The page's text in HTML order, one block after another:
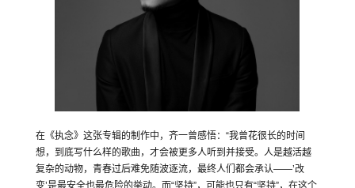
在《执念》这张专辑的制作中，齐一曾感悟：“我曾花很长的时间
想，到底写什么样的歌曲，才会被更多人听到并接受。人是越活越
复杂的动物，青春过后难免随波逐流，最终人们都会承认——’改
变’是最安全也最危险的举动。而“坚持”，可能也只有“坚持”，在这个